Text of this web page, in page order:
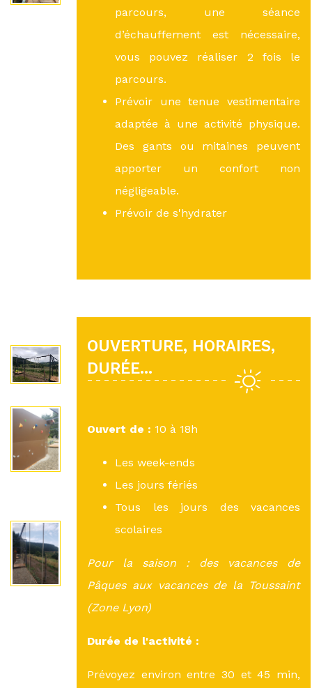
parcours, une séance
d’échauffement est nécessaire,
vous pouvez réaliser 2 fois le
parcours.
Prévoir une tenue vestimentaire
adaptée à une activité physique.
Des gants ou mitaines peuvent
apporter un confort non
négligeable.
Prévoir de s'hydrater
OUVERTURE, HORAIRES,
DURÉE...
Ouvert de : 10 à 18h
Les week-ends
Les jours fériés
Tous les jours des vacances
scolaires
Pour la saison : des vacances de
Pâques aux vacances de la Toussaint
(Zone Lyon)
Durée de l'activité :
Prévoyez environ entre 30 et 45 min,